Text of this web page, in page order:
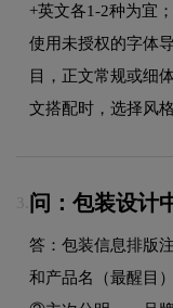
+英文各1-2种为宜
使用未授权的字体
目，正文常规或细
文搭配时，选择风
3. 问：包装设计
答：包装信息排版
和产品名（最醒目